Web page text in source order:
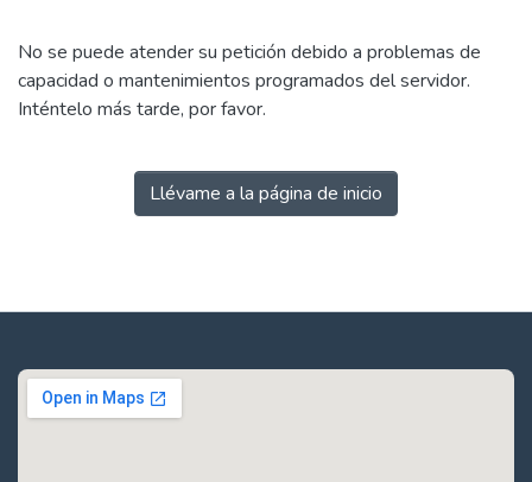
No se puede atender su petición debido a problemas de
capacidad o mantenimientos programados del servidor.
Inténtelo más tarde, por favor.
Llévame a la página de inicio